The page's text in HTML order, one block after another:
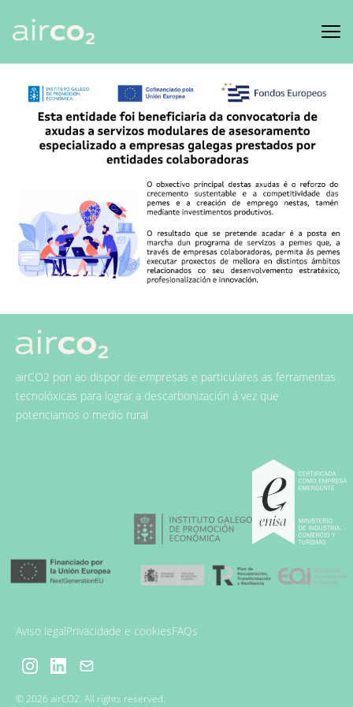
Produtos
Clientes
Recursos
FEDER
ES EN PT GL
airCO2 pon ao dispor de empresas e particulares as ferramentas
tecnolóxicas para lograr a descarbonización á vez que
potenciamos o medio rural
Aviso legalPrivacidade e cookiesFAQs
© 2026 airCO2. All rights reserved.